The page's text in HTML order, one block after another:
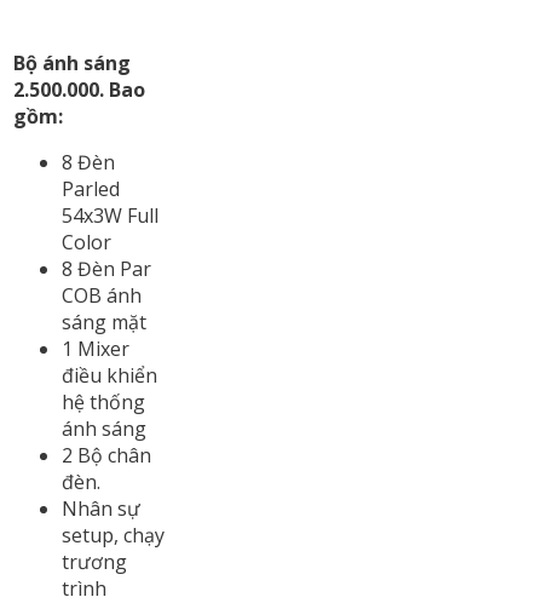
Bộ ánh sáng
2.500.000. Bao
gồm:
8 Đèn
Parled
54x3W Full
Color
8 Đèn Par
COB ánh
sáng mặt
1 Mixer
điều khiển
hệ thống
ánh sáng
2 Bộ chân
đèn.
Nhân sự
setup, chạy
trương
trình